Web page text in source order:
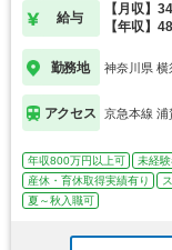
給与
【月収】
【年収】
勤務地 神奈川県 横
アクセス 京急本線 浦
年収800万円以上可 未経
産休・育休取得実績有り
夏～秋入職可